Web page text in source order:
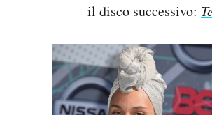
I MIEI PREFERITI
SHOP
il disco successivo: